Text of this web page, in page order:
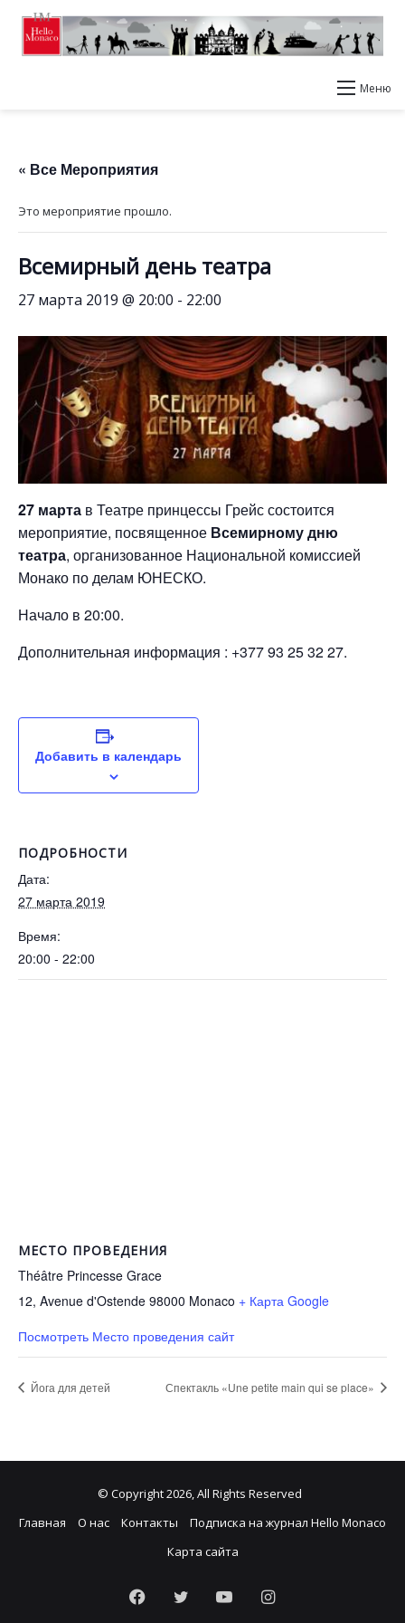
Меню
« Все Мероприятия
Это мероприятие прошло.
Всемирный день театра
27 марта 2019 @ 20:00 - 22:00
27 марта в Театре принцессы Грейс состоится
мероприятие, посвященное Всемирному дню
театра, организованное Национальной комиссией
Монако по делам ЮНЕСКО.
Начало в 20:00.
Дополнительная информация : +377 93 25 32 27.
Добавить в календарь
ПОДРОБНОСТИ
Дата:
27 марта 2019
Время:
20:00 - 22:00
МЕСТО ПРОВЕДЕНИЯ
Théâtre Princesse Grace
12, Avenue d'Ostende 98000 Monaco + Карта Google
Посмотреть Место проведения сайт
Йога для детей Спектакль «Une petite main qui se place»
© Copyright 2026, All Rights Reserved
Главная
О нас Контакты
Подписка на журнал Hello Monaco
Карта сайта
Facebook
TwitterYouTubeInstagram